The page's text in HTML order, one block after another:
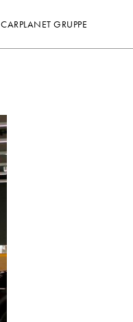
CARPLANET GRUPPE